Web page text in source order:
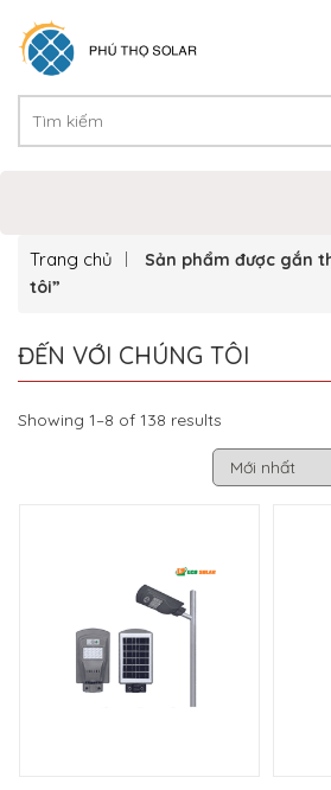
Trang chủ
Sản phẩm được gắn
tôi”
ĐẾN VỚI CHÚNG TÔI
Showing 1–8 of 138 results